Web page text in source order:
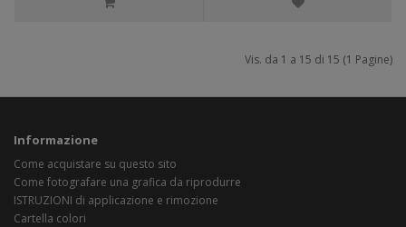
Vis. da 1 a 15 di 15 (1 Pagine)
Informazione
Come acquistare su questo sito
Come fotografare una grafica da riprodurre
ISTRUZIONI di applicazione e rimozione
Cartella colori